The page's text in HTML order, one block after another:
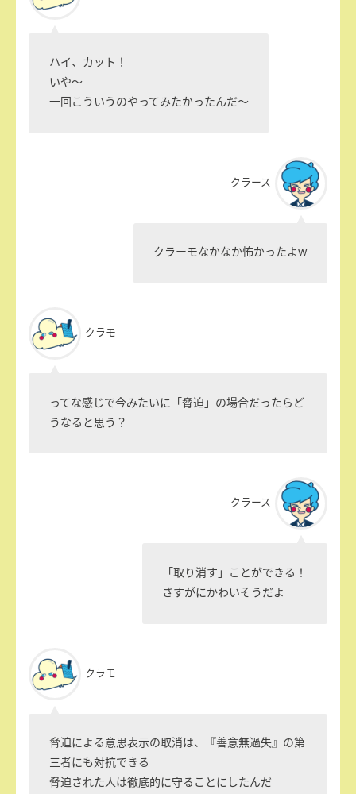
ハイ、カット！
いや〜
一回こういうのやってみたかったんだ〜
クラース
クラーモなかなか怖かったよw
クラモ
ってな感じで今みたいに「脅迫」の場合だったらど
うなると思う？
クラース
「取り消す」ことができる！
さすがにかわいそうだよ
クラモ
脅迫による意思表示の取消は、『善意無過失』の第
三者にも対抗できる
脅迫された人は徹底的に守ることにしたんだ